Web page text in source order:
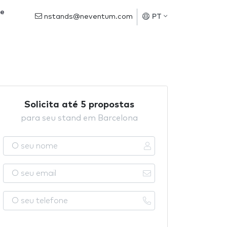
nstands@neventum.com PT
Solicita até 5 propostas
para seu stand em Barcelona